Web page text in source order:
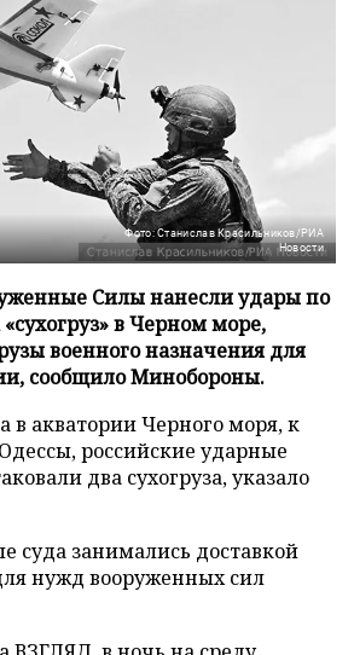
Фото: Станислав Красильников/РИА
Новости
Силы нанесли удары по
в Черном море,
военного назначения для
сообщило Минобороны.
в акватории Черного моря, к
российские ударные
два сухогруза, указало
суда занимались доставкой
нужд вооруженных сил